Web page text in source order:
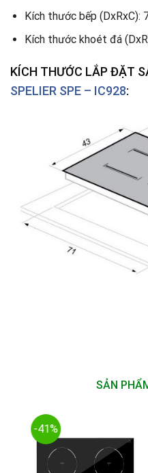
Kích thước bếp (DxRxC):
Kích thước khoét đá
KÍCH THƯỚC LẮP ĐẶT
SPELIER SPE – IC928:
SẢN
-41%